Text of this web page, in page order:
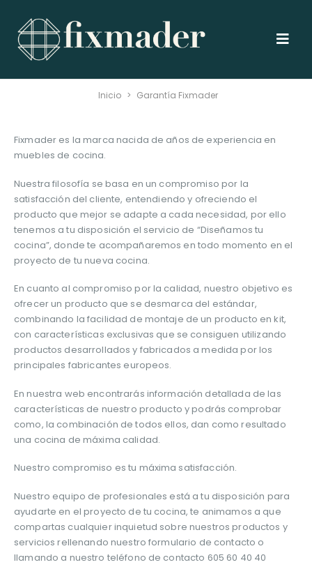
Inicio > Garantía Fixmader
Fixmader es la marca nacida de años de experiencia en
muebles de cocina.
Nuestra filosofía se basa en un compromiso por la
satisfacción del cliente, entendiendo y ofreciendo el
producto que mejor se adapte a cada necesidad, por ello
tenemos a tu disposición el servicio de “Diseñamos tu
cocina”, donde te acompañaremos en todo momento en el
proyecto de tu nueva cocina.
En cuanto al compromiso por la calidad, nuestro objetivo es
ofrecer un producto que se desmarca del estándar,
combinando la facilidad de montaje de un producto en kit,
con características exclusivas que se consiguen utilizando
productos desarrollados y fabricados a medida por los
principales fabricantes europeos.
En nuestra web encontrarás información detallada de las
características de nuestro producto y podrás comprobar
como, la combinación de todos ellos, dan como resultado
una cocina de máxima calidad.
Nuestro compromiso es tu máxima satisfacción.
Nuestro equipo de profesionales está a tu disposición para
ayudarte en el proyecto de tu cocina, te animamos a que
compartas cualquier inquietud sobre nuestros productos y
servicios rellenando nuestro formulario de contacto o
llamando a nuestro teléfono de contacto 605 60 40 40